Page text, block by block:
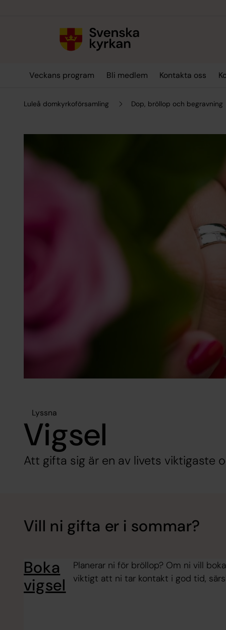
Veckans program Bli medlem Kontakta oss
Luleå domkyrkoförsamling Dop, bröllop och begravning
Lyssna
Vigsel
Att gifta sig är en av livets viktigaste
Vill ni gifta er i sommar?
Boka
vigsel
Planerar ni för bröllop? Om ni vill
viktigt att ni tar kontakt i god tid,